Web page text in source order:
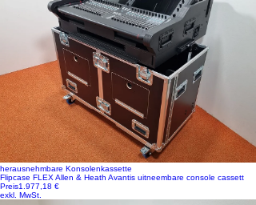
herausnehmbare Konsolenkassette
Flipcase FLEX Allen & Heath Avantis uitneembare console cassett
Preis1.977,18 €
exkl. MwSt.